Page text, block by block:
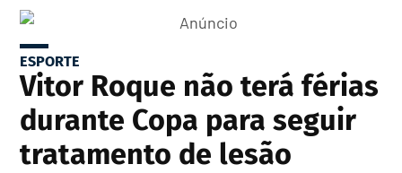
ESPORTE
Vitor Roque não terá férias
durante Copa para seguir
tratamento de lesão